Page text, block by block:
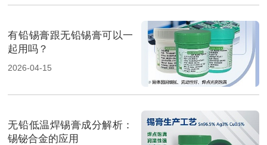
有铅锡膏跟无铅锡膏可以一
起用吗？
2026-04-15
无铅低温焊锡膏成分解析：
锡铋合金的应用